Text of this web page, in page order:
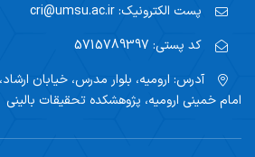
پست الکترونیک:
کد پستی:
آدرس: ارومیه، بلوار مدرس، خیابان
امام خمینی ارومیه، پژوهشکده تحقیقات بالینی